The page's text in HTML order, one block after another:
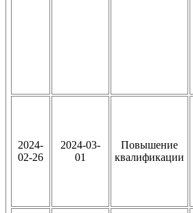
2024-
02-26
2024-03-
01
Повышение
квалификации